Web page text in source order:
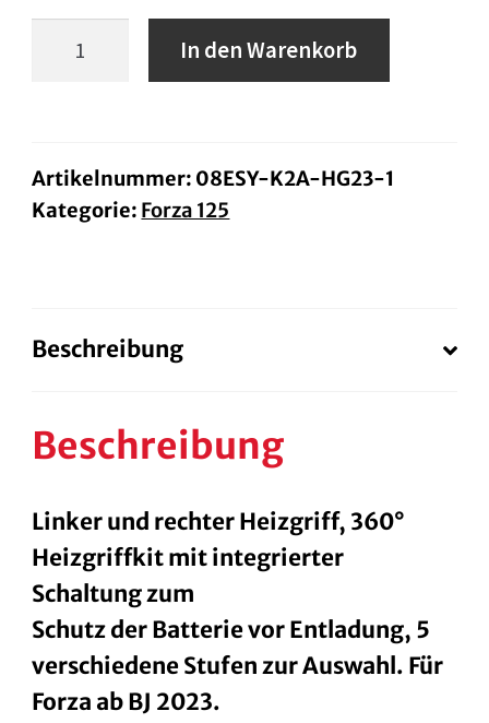
Menge
In den Warenkorb
Artikelnummer: 08ESY-K2A-HG23-1
Kategorie: Forza 125
Beschreibung
Beschreibung
Linker und rechter Heizgriff, 360°
Heizgriffkit mit integrierter
Schaltung zum
Schutz der Batterie vor Entladung, 5
verschiedene Stufen zur Auswahl. Für
Forza ab BJ 2023.